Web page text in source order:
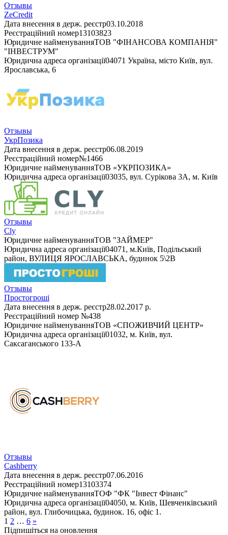
Отзывы
ZeCredit
Дата внесення в держ. реєстр03.10.2018
Реєстраційний номер13103823
Юридичне найменуванняТОВ "ФІНАНСОВА КОМПАНІЯ"
"ІНВЕСТРУМ"
Юридична адреса організації04071 Україна, місто Київ, вул.
Ярославська, 6
Отзывы
УкрПозика
Дата внесення в держ. реєстр06.08.2019
Реєстраційний номер№1466
Юридичне найменуванняТОВ «УКРПОЗИКА»
Юридична адреса організації03035, вул. Сурікова 3А, м. Київ
Отзывы
Cly
Юридичне найменуванняТОВ "ЗАЙМЕР"
Юридична адреса організації04071, м.Київ, Подільський
район, ВУЛИЦЯ ЯРОСЛАВСЬКА, будинок 5\2В
Отзывы
Простогрошi
Дата внесення в держ. реєстр28.02.2017 р.
Реєстраційний номер №438
Юридичне найменуванняТОВ «СПОЖИВЧИЙ ЦЕНТР»
Юридична адреса організації01032, м. Київ, вул.
Саксаганського 133-А
Отзывы
Cashberry
Дата внесення в держ. реєстр07.06.2016
Реєстраційний номер13103374
Юридичне найменуванняТОФ "ФК "Інвест Фінанс"
Юридична адреса організації04050, м. Київ, Шевченківський
район, вул. Глибочицька, будинок. 16, офіс 1.
1 2 … 6 »
Підпишіться на оновлення